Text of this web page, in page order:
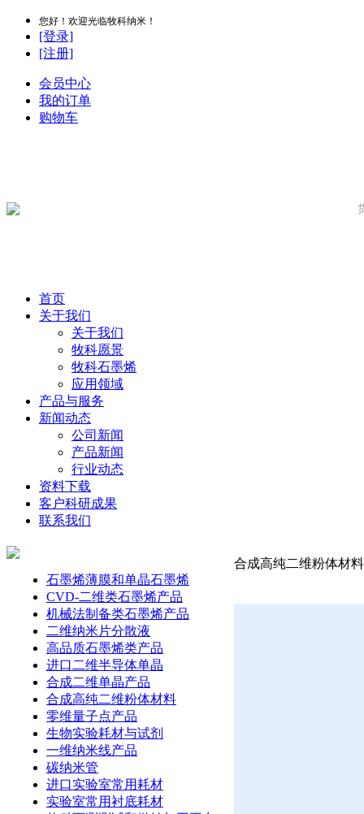
您好！欢迎光临牧科纳米！
[登录]
[注册]
会员中心
我的订单
购物车
首页
关于我们
关于我们
牧科愿景
牧科石墨烯
应用领域
产品与服务
新闻动态
公司新闻
产品新闻
行业动态
资料下载
客户科研成果
联系我们
石墨烯薄膜和单晶石墨烯
CVD-二维类石墨烯产品
机械法制备类石墨烯产品
二维纳米片分散液
高品质石墨烯类产品
进口二维半导体单晶
合成二维单晶产品
合成高纯二维粉体材料
零维量子点产品
生物实验耗材与试剂
一维纳米线产品
碳纳米管
进口实验室常用耗材
实验室常用衬底耗材
合成高纯二维粉体材